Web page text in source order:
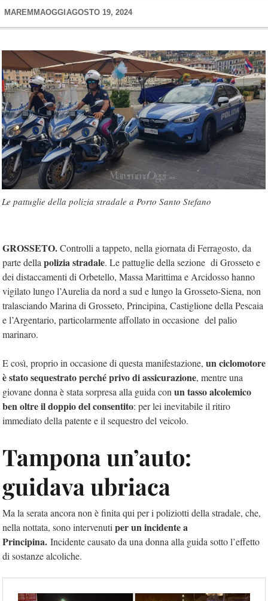
MAREMMAOGGI AGOSTO 19, 2024
Le pattuglie della polizia stradale a Porto Santo Stefano
GROSSETO.Controlli a tappeto, nella giornata di Ferragosto, da
parte della polizia stradale. Le pattuglie della sezione di Grosseto e
dei distaccamenti di Orbetello, Massa Marittima e Arcidosso hanno
vigilato lungo l’Aurelia da nord a sud e lungo la Grosseto-Siena, non
tralasciando Marina di Grosseto, Principina, Castiglione della Pescaia
e l’Argentario, particolarmente affollato in occasione del palio
marinaro.
E così, proprio in occasione di questa manifestazione, un ciclomotore
è stato sequestrato perché privo di assicurazione, mentre una
giovane donna è stata sorpresa alla guida con un tasso alcolemico
ben oltre il doppio del consentito: per lei inevitabile il ritiro
immediato della patente e il sequestro del veicolo.
Tampona un’auto:
guidava ubriaca
Ma la serata ancora non è finita qui per i poliziotti della stradale, che,
nella nottata, sono intervenuti per un incidente a
Principina. Incidente causato da una donna alla guida sotto l’effetto
di sostanze alcoliche.